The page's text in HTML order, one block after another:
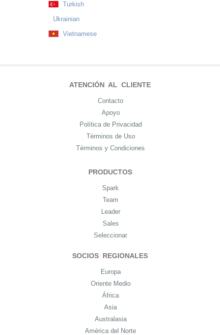
Turkish
Ukrainian
Vietnamese
ATENCIÓN AL CLIENTE
Contacto
Apoyo
Política de Privacidad
Términos de Uso
Términos y Condiciones
PRODUCTOS
Spark
Team
Leader
Sales
Seleccionar
SOCIOS REGIONALES
Europa
Oriente Medio
África
Asia
Australasia
América del Norte